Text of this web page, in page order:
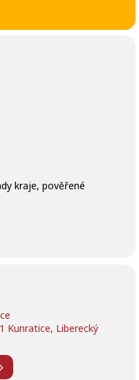
kraje, pověřené
Kunratice, Liberecký